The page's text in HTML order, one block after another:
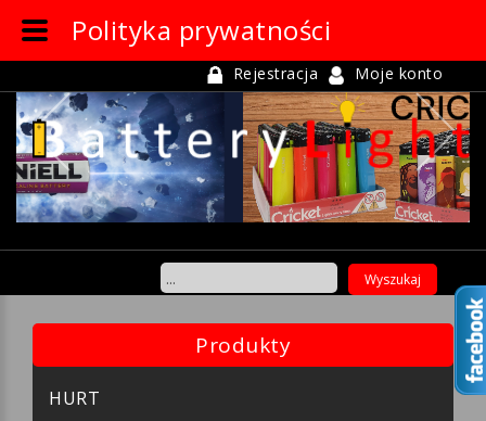
Rejestracja Moje konto
Previous
Polityka prywatności